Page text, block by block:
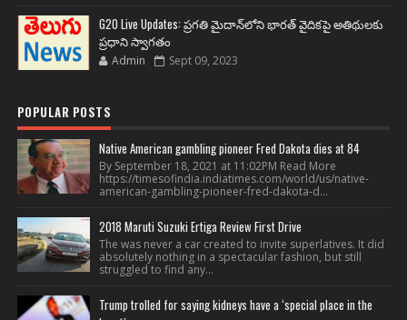
G20 Live Updates: ప్రగతి మైదాన్‌లోని భారత్ వైదికపై అతిథులకు
ప్రధాని స్వాగతం
Admin Sept 09, 2023
POPULAR POSTS
Native American gambling pioneer Fred Dakota dies at 84
By September 18, 2021 at 11:02PM Read More
https://timesofindia.indiatimes.com/world/us/native-
american-gambling-pioneer-fred-dakota-d...
2018 Maruti Suzuki Ertiga Review First Drive
The was never a car created to invite superlatives. It did
absolutely nothing in a spectacular fashion, but still
struggled to find any...
Trump trolled for saying kidneys have a ‘special place in the